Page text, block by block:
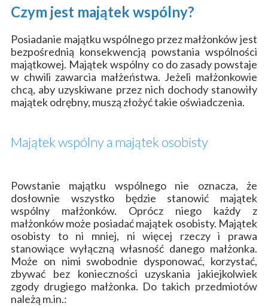
Czym jest majątek wspólny?
Posiadanie majątku wspólnego przez małżonków jest
bezpośrednią konsekwencją powstania wspólności
majątkowej. Majątek wspólny co do zasady powstaje
w chwili zawarcia małżeństwa. Jeżeli małżonkowie
chcą, aby uzyskiwane przez nich dochody stanowiły
majątek odrębny, muszą złożyć takie oświadczenia.
Majątek wspólny a majątek osobisty
Powstanie majątku wspólnego nie oznacza, że
dosłownie wszystko będzie stanowić majątek
wspólny małżonków. Oprócz niego każdy z
małżonków może posiadać majątek osobisty. Majątek
osobisty to ni mniej, ni więcej rzeczy i prawa
stanowiące wyłączną własność danego małżonka.
Może on nimi swobodnie dysponować, korzystać,
zbywać bez konieczności uzyskania jakiejkolwiek
zgody drugiego małżonka. Do takich przedmiotów
należą m.in.: